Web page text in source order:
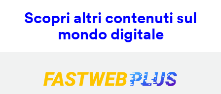
Scopri altri contenuti sul
mondo digitale